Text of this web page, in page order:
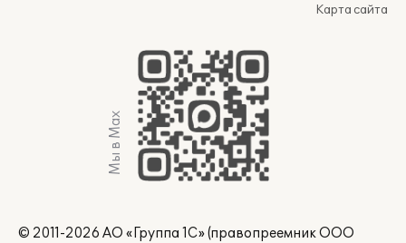
Карта сайта
Мы в Max
© 2011-2026 АО «Группа 1С» (правопреемник ООО